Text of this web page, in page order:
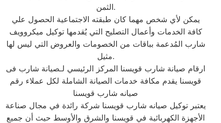
الثمن.
يمكن لأي شخص مهما كان طبقته الاجتماعية الحصول علي
كافة الخدمات وأعمال التصليح التي يُقدمها توكيل ميكروويف
شارب المُدعمة بباقات من الخصومات والعروض التي ليس لها
مثيل.
ارقام صيانة شارب قويسنا المركز الرئيسي لـصيانة شارب فى
قويسنا يقدم مكافة خدمات الصيانة الشاملة لكل عملاء رقم
صيانه شارب قويسنا
يعتبر توكيل صيانه شارب قويسنا شركة رائدة في مجال صناعة
الأجهزة الكهربائية في قويسنا والشرق والأوسط حيث أن جميع